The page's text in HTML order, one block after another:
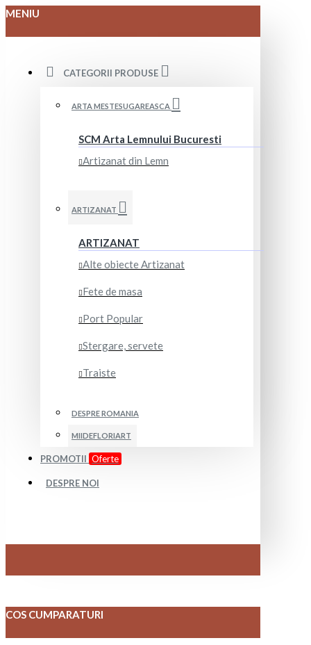
MENIU
CATEGORII PRODUSE
ARTA MESTESUGAREASCA
SCM Arta Lemnului Bucuresti
Artizanat din Lemn
ARTIZANAT
ARTIZANAT
Alte obiecte Artizanat
Fete de masa
Port Popular
Stergare, servete
Traiste
DESPRE ROMANIA
MIIDEFLORIART
PROMOTII Oferte
DESPRE NOI
COS CUMPARATURI